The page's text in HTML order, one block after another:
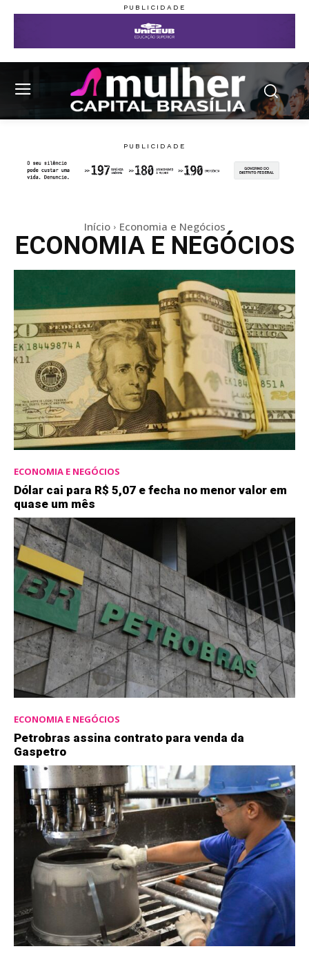
Início Economia e Negócios
ECONOMIA E NEGÓCIOS
ECONOMIA E NEGÓCIOS
Dólar cai para R$ 5,07 e fecha no menor valor em
quase um mês
ECONOMIA E NEGÓCIOS
Petrobras assina contrato para venda da
Gaspetro